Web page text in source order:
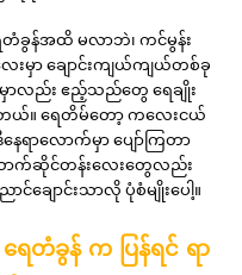
ေတံခွန်အထိ မလာဘဲ၊ ကင်မွန်း
လေးမှာ ချောင်းကျယ်ကျယ်တစ်ခု
ာလည်း ဧည့်သည်တွေ ရေချိုး
ယ်။ ရေတိမ်တော့ ကလေးငယ်
ရာလောက်မှာ ပျော်ကြတာ
ောက်ဆိုင်တန်းလေးတွေလည်း
င်ချောင်းသာလို ပုံစံမျိုးပေါ့။
ရေတံခွန် က ပြန်ရင် ရာ